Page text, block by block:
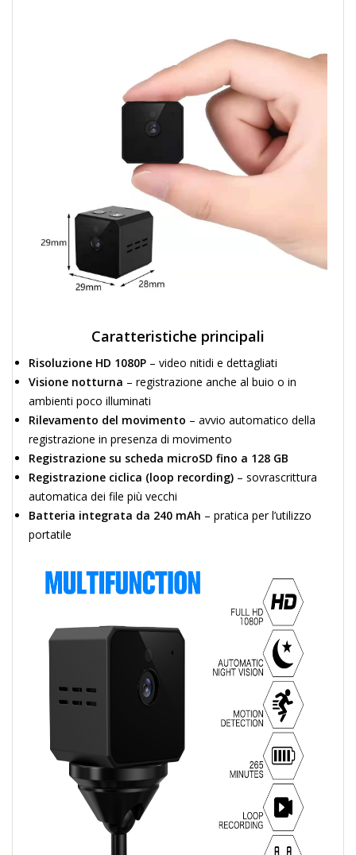
Caratteristiche principali
Risoluzione HD 1080P – video nitidi e dettagliati
Visione notturna – registrazione anche al buio o in
ambienti poco illuminati
Rilevamento del movimento – avvio automatico della
registrazione in presenza di movimento
Registrazione su scheda microSD fino a 128 GB
Registrazione ciclica (loop recording) – sovrascrittura
automatica dei file più vecchi
Batteria integrata da 240 mAh – pratica per l’utilizzo
portatile